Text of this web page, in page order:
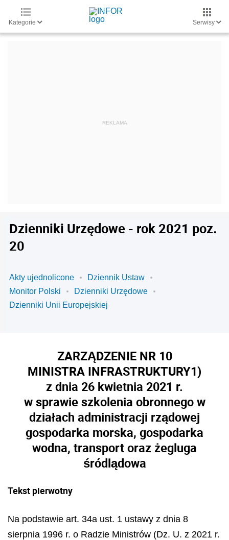
Kategorie Serwisy
Dzienniki Urzędowe - rok 2021 poz.
20
Akty ujednolicone
Dziennik Ustaw
Monitor Polski
Dzienniki Urzędowe
Dzienniki Unii Europejskiej
ZARZĄDZENIE NR 10
MINISTRA INFRASTRUKTURY1)
z dnia 26 kwietnia 2021 r.
w sprawie szkolenia obronnego w
działach administracji rządowej
gospodarka morska, gospodarka
wodna, transport oraz żegluga
śródlądowa
Tekst pierwotny
Na podstawie art. 34a ust. 1 ustawy z dnia 8
sierpnia 1996 r. o Radzie Ministrów (Dz. U. z 2021 r.